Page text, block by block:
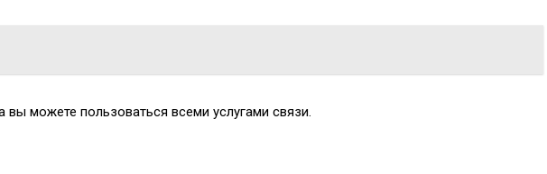
можете пользоваться всеми услугами связи.